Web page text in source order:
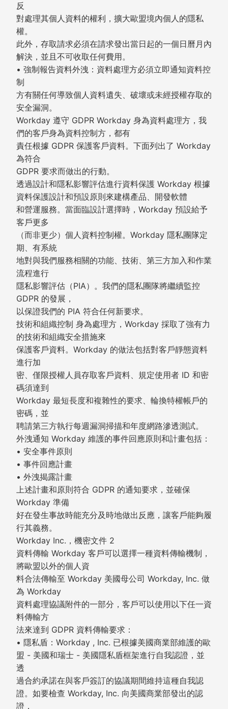
反
對處理其個人資料的權利，擴大歐盟境內個人的隱私
權。
此外，存取請求必須在請求發出當日起的一個日曆月內
解決，並且不可收取任何費用。
• 強制報告資料外洩：資料處理方必須立即通知資料控
制
方有關任何導致個人資料遺失、破壞或未經授權存取的
安全漏洞。
Workday 遵守 GDPR Workday 身為資料處理方，我
們的客戶身為資料控制方，都有
責任根據 GDPR 保護客戶資料。下面列出了 Workday
為符合
GDPR 要求而做出的行動。
透過設計和隱私影響評估進行資料保護 Workday 根據
資料保護設計和預設原則來建構產品、開發軟體
和營運服務。當面臨設計選擇時，Workday 預設給予
客戶更多
（而非更少）個人資料控制權。Workday 隱私團隊定
期、有系統
地對與我們服務相關的功能、技術、第三方加入和作業
流程進行
隱私影響評估（PIA）。我們的隱私團隊將繼續監控
GDPR 的發展，
以保證我們的 PIA 符合任何新要求。
技術和組織控制 身為處理方，Workday 採取了強有力
的技術和組織安全措施來
保護客戶資料。Workday 的做法包括對客戶靜態資料
進行加
密、僅限授權人員存取客戶資料、規定使用者 ID 和密
碼須達到
Workday 最短長度和複雜性的要求、輪換特權帳戶的
密碼，並
聘請第三方執行每週漏洞掃描和年度網路滲透測試。
外洩通知 Workday 維護的事件回應原則和計畫包括：
• 安全事件原則
• 事件回應計畫
• 外洩揭露計畫
上述計畫和原則符合 GDPR 的通知要求，並確保
Workday 準備
好在發生事故時能充分及時地做出反應，讓客戶能夠履
行其義務。
Workday Inc.，機密文件 2
資料傳輸 Workday 客戶可以選擇一種資料傳輸機制，
將歐盟以外的個人資
料合法傳輸至 Workday 美國母公司 Workday, Inc. 做
為 Workday
資料處理協議附件的一部分，客戶可以使用以下任一資
料傳輸方
法來達到 GDPR 資料傳輸要求：
• 隱私盾：Workday , Inc. 已根據美國商業部維護的歐
盟 - 美國和瑞士 - 美國隱私盾框架進行自我認證，並
透
過合約承諾在與客戶簽訂的協議期間維持這種自我認
證。如要檢查 Workday, Inc. 向美國商業部發出的認
證，